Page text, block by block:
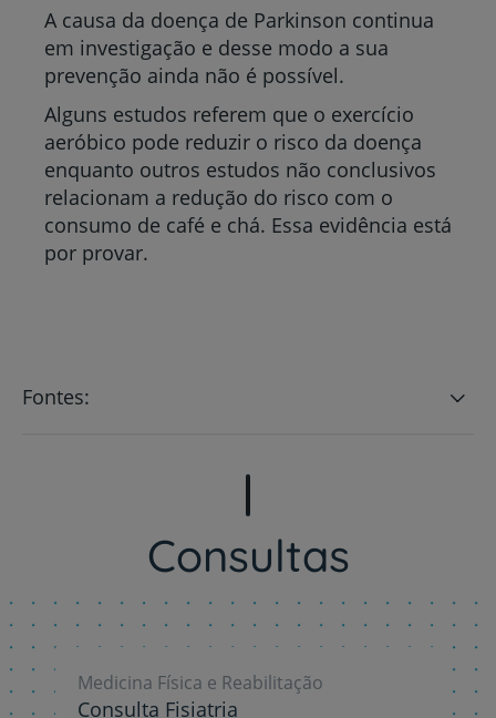
A causa da doença de Parkinson continua
em investigação e desse modo a sua
prevenção ainda não é possível.
Alguns estudos referem que o exercício
aeróbico pode reduzir o risco da doença
enquanto outros estudos não conclusivos
relacionam a redução do risco com o
consumo de café e chá. Essa evidência está
por provar.
Fontes:
Consultas
Medicina Física e Reabilitação
Consulta Fisiatria